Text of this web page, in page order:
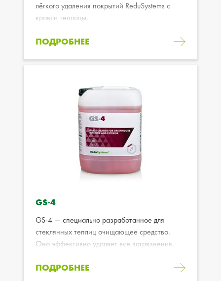
лёгкого удаления покрытий ReduSystems с
кровли теплицы.
ПОДРОБНЕЕ
GS-4
GS-4 — специально разработанное для
стеклянных теплиц очищающее средство.
Оно эффективно удаляет все загрязнения.
ПОДРОБНЕЕ